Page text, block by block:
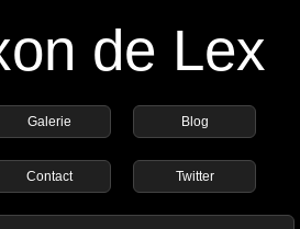
de Lex
Galerie Blog
Contact Twitter